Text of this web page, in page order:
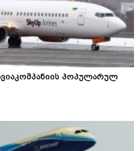
ავიაკომპანიის პოპულარულ